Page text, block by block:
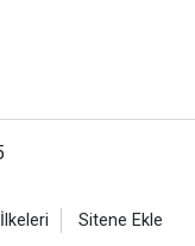
Sitene Ekle